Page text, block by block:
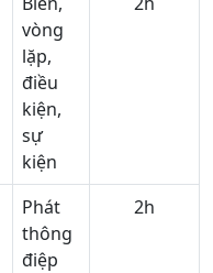
vòng
lặp,
điều
kiện,
sự
kiện
Phát
thông
điệp
2h